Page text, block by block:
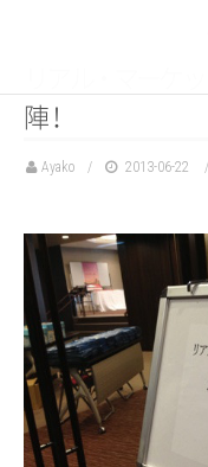
陣！
Ayako 2013-06-22